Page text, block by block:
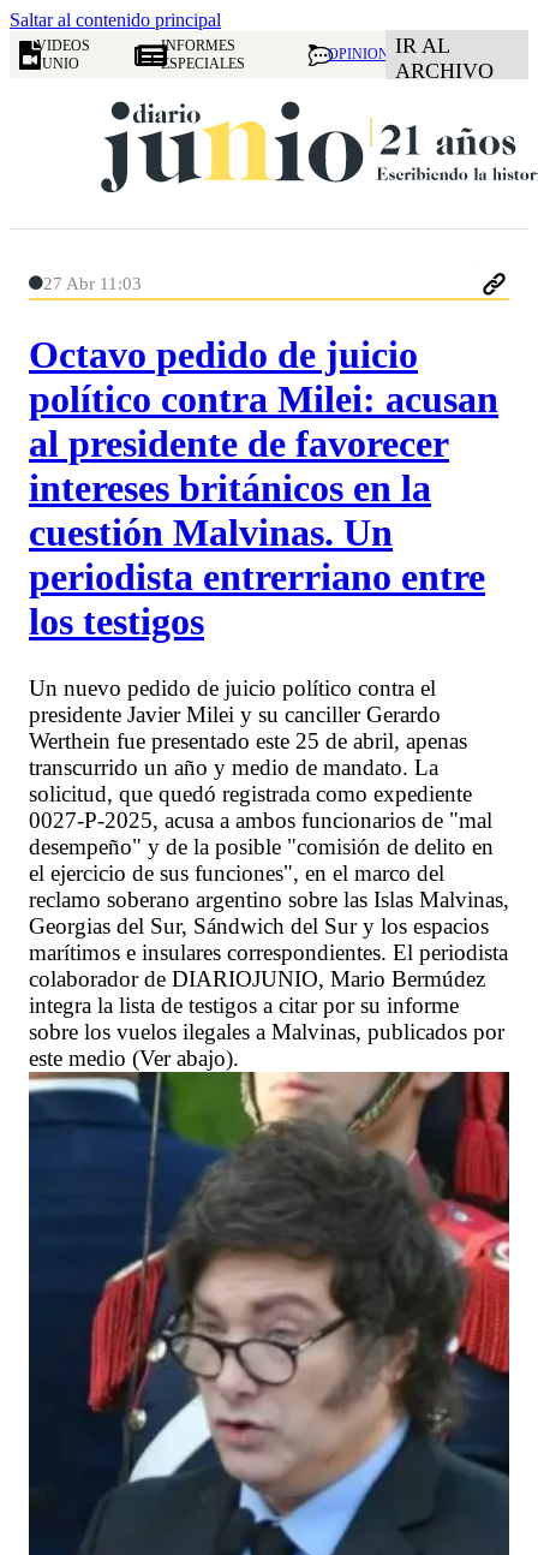
Saltar al contenido principal
VIDEOS
JUNIO
INFORMES
ESPECIALES
OPINION IR AL
ARCHIVO
27 Abr 11:03
Octavo pedido de juicio
político contra Milei: acusan
al presidente de favorecer
intereses británicos en la
cuestión Malvinas. Un
periodista entrerriano entre
los testigos
Un nuevo pedido de juicio político contra el
presidente Javier Milei y su canciller Gerardo
Werthein fue presentado este 25 de abril, apenas
transcurrido un año y medio de mandato. La
solicitud, que quedó registrada como expediente
0027-P-2025, acusa a ambos funcionarios de "mal
desempeño" y de la posible "comisión de delito en
el ejercicio de sus funciones", en el marco del
reclamo soberano argentino sobre las Islas Malvinas,
Georgias del Sur, Sándwich del Sur y los espacios
marítimos e insulares correspondientes. El periodista
colaborador de DIARIOJUNIO, Mario Bermúdez
integra la lista de testigos a citar por su informe
sobre los vuelos ilegales a Malvinas, publicados por
este medio (Ver abajo).